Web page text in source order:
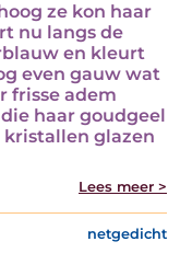
ze kon haar
nu langs de
en kleurt
even gauw wat
frisse adem
haar goudgeel
glazen
Lees meer >
netgedicht